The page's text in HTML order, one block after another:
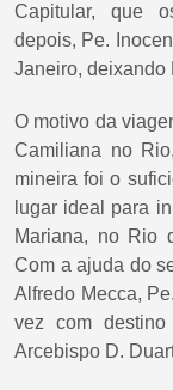
Capitular, que
depois, Pe.
Janeiro, deixando
O motivo da
Camiliana no
mineira foi o
lugar ideal para
Mariana, no Rio
Com a ajuda do
Alfredo Mecca,
vez com
Arcebispo D.